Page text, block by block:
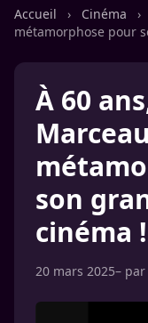
Accueil › Cinéma ›
métamorphose pour
À 60
son
cinéma !
20 mars 2025– par